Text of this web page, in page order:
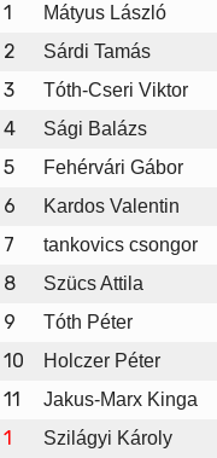
1
Mátyus László
2
Sárdi Tamás
3
Tóth-Cseri Viktor
4
Sági Balázs
5
Fehérvári Gábor
6
Kardos Valentin
7
tankovics csongor
8
Szücs Attila
9
Tóth Péter
10
Holczer Péter
11
Jakus-Marx Kinga
1
Szilágyi Károly